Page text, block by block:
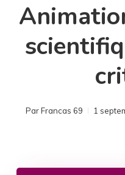
ParFrancas 69 1